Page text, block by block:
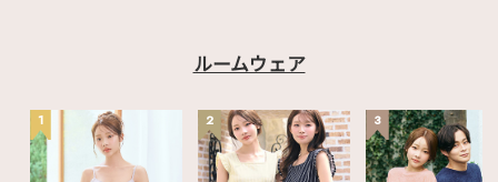
ルームウェア
1 2 3